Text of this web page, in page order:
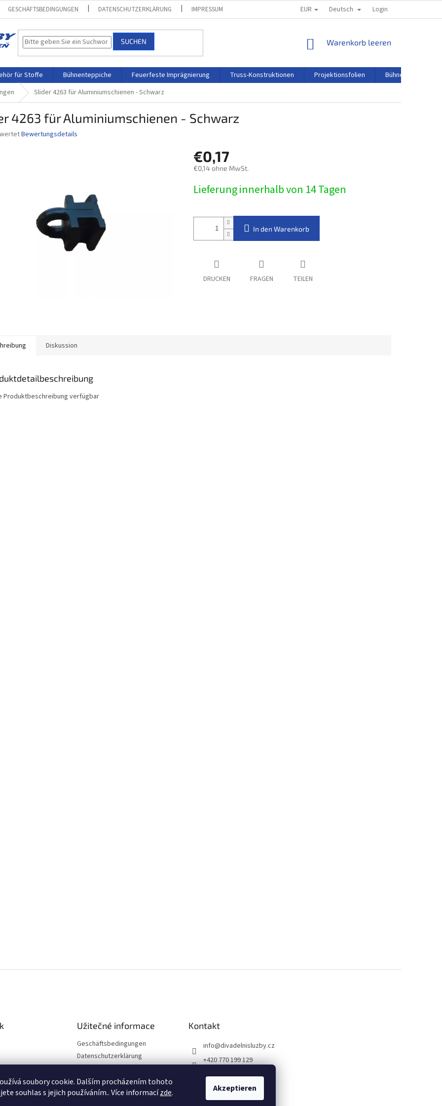
soubory cookie. Dalším procházením tohoto
souhlas s jejich používáním.. Více informacízde. Akzeptieren
GESCHÄFTSBEDINGUNGEN DATENSCHUTZERKLÄRUNG IMPRESSUM REKLAMATIONSORDNUNG
EUR Deutsch Login
SUCHEN WARENKORB
Warenkorb leeren
für Stoffe Bühnenteppiche Feuerfeste Imprägnierung Truss-Konstruktionen Projektionsfolien
Bühnentechnik
Slider 4263 für Aluminiumschienen - Schwarz
4263 für Aluminiumschienen - Schwarz
Bewertungsdetails
€0,17
€0,14 ohne MwSt.
Lieferung innerhalb von 14 Tagen
In den Warenkorb
DRUCKEN FRAGEN TEILEN
Diskussion
Produktbeschreibung verfügbar
Užitečné informace
Geschäftsbedingungen
Datenschutzerklärung
Reklamationsordnung
Kontakt
info@divadelnisluzby.cz
+420 770 199 129
Divadelní služby Plzeň
divadelni_sluzby_plzen